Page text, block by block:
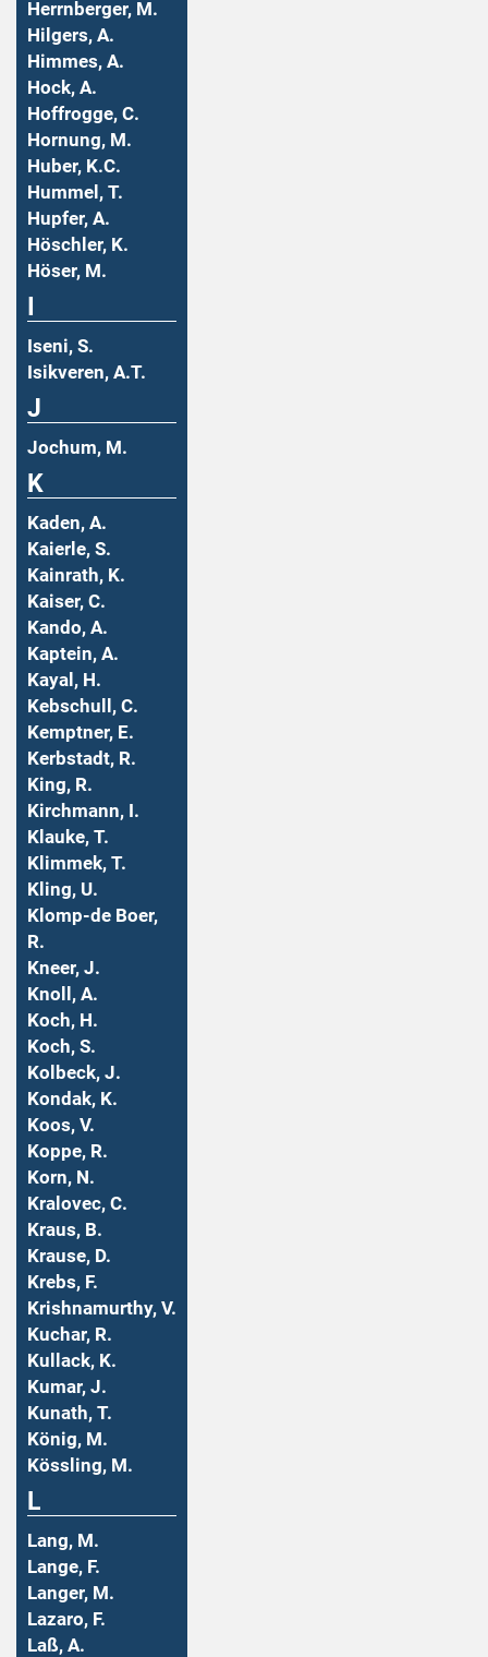
Herrnberger, M.
Hilgers, A.
Himmes, A.
Hock, A.
Hoffrogge, C.
Hornung, M.
Huber, K.C.
Hummel, T.
Hupfer, A.
Höschler, K.
Höser, M.
Iseni, S.
Isikveren, A.T.
J
Jochum, M.
K
Kaden, A.
Kaierle, S.
Kainrath, K.
Kaiser, C.
Kando, A.
Kaptein, A.
Kayal, H.
Kebschull, C.
Kemptner, E.
Kerbstadt, R.
King, R.
Kirchmann, I.
Klauke, T.
Klimmek, T.
Kling, U.
Klomp-de Boer,
R.
Kneer, J.
Knoll, A.
Koch, H.
Koch, S.
Kolbeck, J.
Kondak, K.
Koos, V.
Koppe, R.
Korn, N.
Kralovec, C.
Kraus, B.
Krause, D.
Krebs, F.
Krishnamurthy, V.
Kuchar, R.
Kullack, K.
Kumar, J.
Kunath, T.
König, M.
Kössling, M.
L
Lang, M.
Lange, F.
Langer, M.
Lazaro, F.
Laß, A.